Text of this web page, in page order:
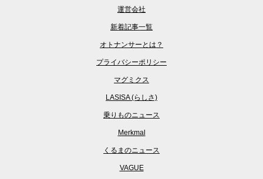
運営会社
新着記事一覧
オトナンサーとは？
プライバシーポリシー
マグミクス
LASISA (らしさ)
乗りものニュース
Merkmal
くるまのニュース
VAGUE